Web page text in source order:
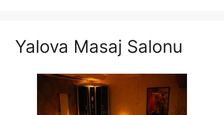
Yalova Masaj Salonu